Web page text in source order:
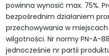
powinna wynosić max. 75%.
bezpośrednim działaniem
przechowywania w
wilgotności. Nr normy PN-A-
jednocześnie nr partii